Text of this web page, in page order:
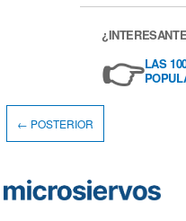
👉LAS
← POSTERIOR